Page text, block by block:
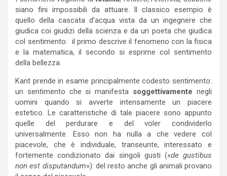
siano fini impossibili da attuare. Il classico esempio è
quello della cascata d’acqua vista da un ingegnere che
giudica coi giudizi della scienza e da un poeta che giudica
col sentimento: il primo descrive il fenomeno con la fisica
e la matematica, il secondo si esprime col sentimento
della bellezza.
Kant prende in esame principalmente codesto sentimento:
un sentimento che si manifesta soggettivamente negli
uomini quando si avverte intensamente un piacere
estetico. Le caratteristiche di tale piacere sono appunto
quelle del perdurare e del voler condividerlo
universalmente. Esso non ha nulla a che vedere col
piacevole, che è individuale, transeunte, interessato e
fortemente condizionato dai singoli gusti («de gustibus
non est disputandum»): del resto anche gli animali provano